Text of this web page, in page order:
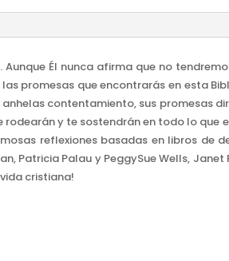
Él nunca afirma que no
promesas que encontrarás en esta
contentamiento, sus promesas
y te sostendrán en todo lo que
reflexiones basadas en libros de
Patricia Palau y PeggySue Wells,
cristiana!